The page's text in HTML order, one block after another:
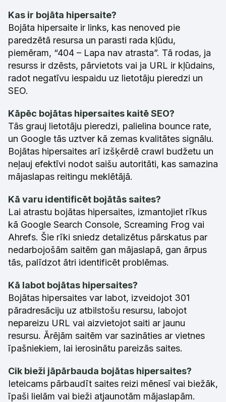
Kas ir bojāta hipersaite?
Bojāta hipersaite ir links, kas nenoved pie
paredzētā resursa un parasti rada kļūdu,
piemēram, “404 – Lapa nav atrasta”. Tā rodas, ja
resurss ir dzēsts, pārvietots vai ja URL ir kļūdains,
radot negatīvu iespaidu uz lietotāju pieredzi un
SEO.
Kāpēc bojātas hipersaites kaitē SEO?
Tās grauj lietotāju pieredzi, palielina bounce rate,
un Google tās uztver kā zemas kvalitātes signālu.
Bojātas hipersaites arī izšķērdē crawl budžetu un
neļauj efektīvi nodot saišu autoritāti, kas samazina
mājaslapas reitingu meklētājā.
Kā varu identificēt bojātās saites?
Lai atrastu bojātas hipersaites, izmantojiet rīkus
kā Google Search Console, Screaming Frog vai
Ahrefs. Šie rīki sniedz detalizētus pārskatus par
nedarbojošām saitēm gan mājaslapā, gan ārpus
tās, palīdzot ātri identificēt problēmas.
Kā labot bojātas hipersaites?
Bojātas hipersaites var labot, izveidojot 301
pāradresāciju uz atbilstošu resursu, labojot
nepareizu URL vai aizvietojot saiti ar jaunu
resursu. Ārējām saitēm var sazināties ar vietnes
īpašniekiem, lai ierosinātu pareizās saites.
Cik bieži jāpārbauda bojātas hipersaites?
Ieteicams pārbaudīt saites reizi mēnesī vai biežāk,
īpaši lielām vai bieži atjaunotām mājaslapām.